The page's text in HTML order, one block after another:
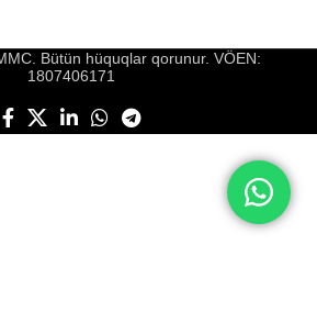
Bütün hüquqlar qorunur. VÖEN:
1807406171